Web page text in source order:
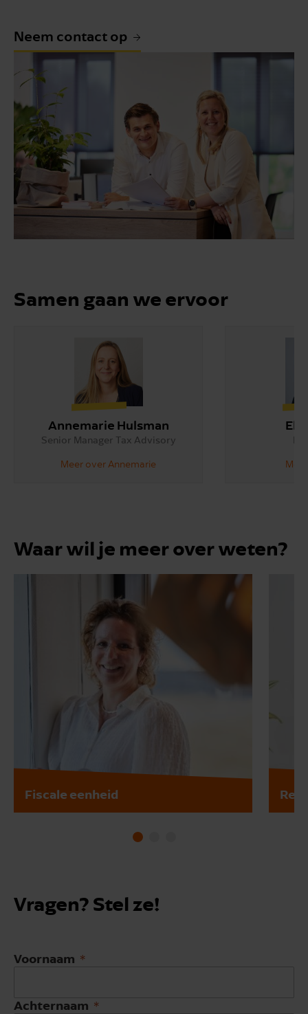
Neem contact op
Samen gaan we ervoor
Annemarie Hulsman
Senior Manager Tax Advisory
Meer over Annemarie
Waar wil je meer over weten?
Fiscale eenheid
Vragen? Stel ze!
Voornaam
Achternaam